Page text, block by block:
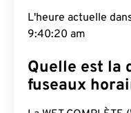
L'heure actuelle
9:40:21 am
Quelle est la
fuseaux